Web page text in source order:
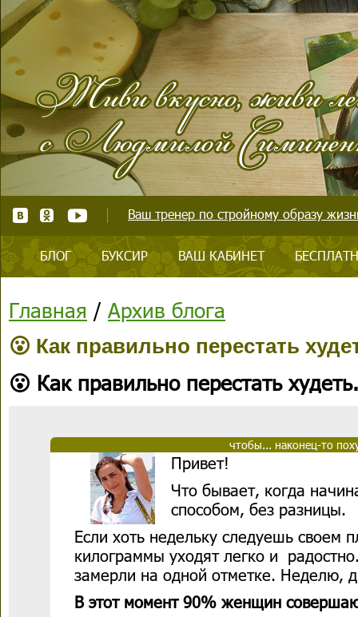
Ваш тренер по стройному образу
БЛОГ БУКСИР ВАШ КАБИНЕТ
Главная / Архив блога
😮 Как правильно перестать
😮 Как правильно перестать
чтобы... наконец-то
Привет!
Что бывает, когда
способом, без разницы.
Если хоть недельку следуешь своем
килограммы уходят легко и
замерли на одной отметке. Неделю,
В этот момент 90% женщин